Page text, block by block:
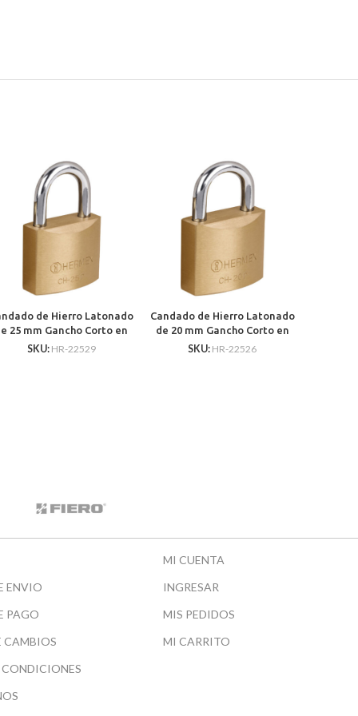
de Hierro Latonado
25 mm Gancho Corto en
Blister
SKU: HR-22529
Candado de Hierro Latonado
de 20 mm Gancho Corto en
Caja
SKU: HR-22526
ENVIO
PAGO
CAMBIOS
MI CUENTA
INGRESAR
MIS PEDIDOS
MI CARRITO